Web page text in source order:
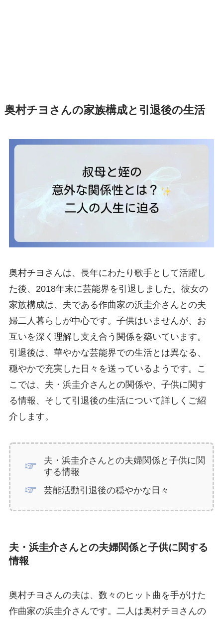
奥村チヨさんの家族構成と引退後の生活
奥村チヨさんは、長年にわたり歌手として活躍し
た後、2018年末に芸能界を引退しました。彼女の
家族構成は、夫である作曲家の浜圭介さんとの夫
婦二人暮らしが中心です。子供はいませんが、お
互いを深く理解し支え合う関係を築いています。
引退後は、華やかな芸能界での生活とは異なる、
穏やかで充実した日々を送っているようです。こ
こでは、夫・浜圭介さんとの関係や、子供に関す
る情報、そして引退後の生活について詳しくご紹
介します。
夫・浜圭介さんとの夫婦関係と子供に関
する情報
芸能活動引退後の穏やかな日々
夫・浜圭介さんとの夫婦関係と子供に関する
情報
奥村チヨさんの夫は、数々のヒット曲を手がけた
作曲家の浜圭介さんです。二人は奥村チヨさんの